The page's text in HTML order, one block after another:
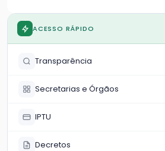
violência contra a mulher
ACESSO RÁPIDO
Transparência
Secretarias e Órgãos
IPTU
Decretos